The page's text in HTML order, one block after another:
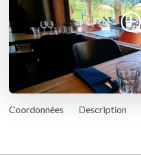
Coordonnées Description